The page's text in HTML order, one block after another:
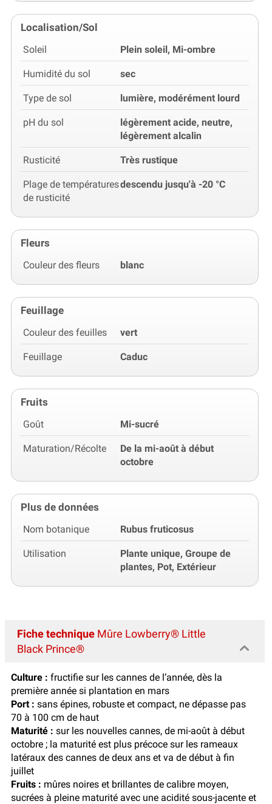
Localisation/Sol
Soleil Plein soleil, Mi-ombre
Humidité du sol sec
Type de sol lumière, modérément lourd
pH du sol
légèrement acide, neutre,
légèrement alcalin
Rusticité Très rustique
Plage de températures
de rusticité
descendu jusqu'à -20 °C
Fleurs
Couleur des fleurs blanc
Feuillage
Couleur des feuilles vert
Feuillage Caduc
Fruits
Goût Mi-sucré
Maturation/Récolte
De la mi-août à début
octobre
Plus de données
Nom botanique Rubus fruticosus
Utilisation
Plante unique, Groupe de
plantes, Pot, Extérieur
Fiche technique Mûre Lowberry® Little
Black Prince®
Culture : fructifie sur les cannes de l’année, dès la
première année si plantation en mars
Port : sans épines, robuste et compact, ne dépasse pas
70 à 100 cm de haut
Maturité : sur les nouvelles cannes, de mi-août à début
octobre ; la maturité est plus précoce sur les rameaux
latéraux des cannes de deux ans et va de début à fin
juillet
Fruits : mûres noires et brillantes de calibre moyen,
sucrées à pleine maturité avec une acidité sous-jacente et